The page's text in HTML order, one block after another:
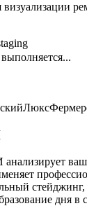
Люкс
дня в